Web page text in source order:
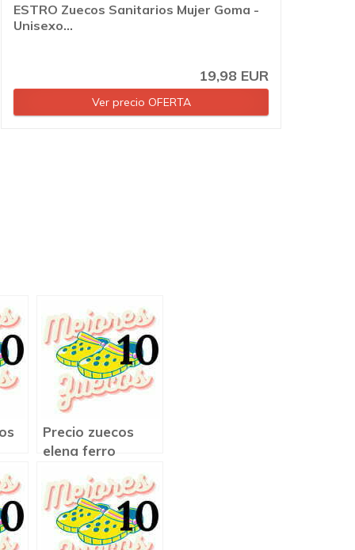
ESTRO Zuecos Sanitarios Mujer Goma -
Unisexo...
19,98 EUR
Ver precio OFERTA
Precio zuecos
elena ferro